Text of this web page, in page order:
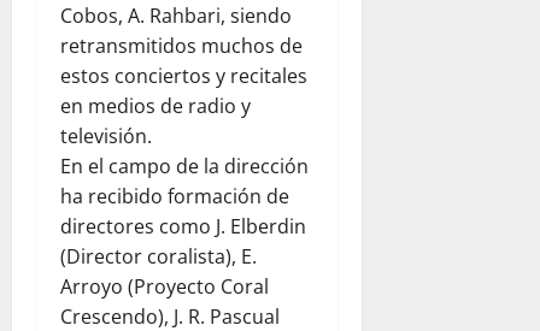
Cobos, A. Rahbari, siendo
retransmitidos muchos de
estos conciertos y recitales
en medios de radio y
televisión.
En el campo de la dirección
ha recibido formación de
directores como J. Elberdin
(Director coralista), E.
Arroyo (Proyecto Coral
Crescendo), J. R. Pascual